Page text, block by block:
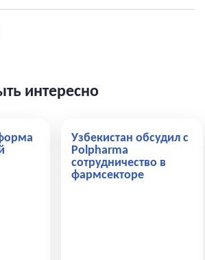
интересно
Узбекистан обсудил с
Polpharma
сотрудничество в
фармсекторе